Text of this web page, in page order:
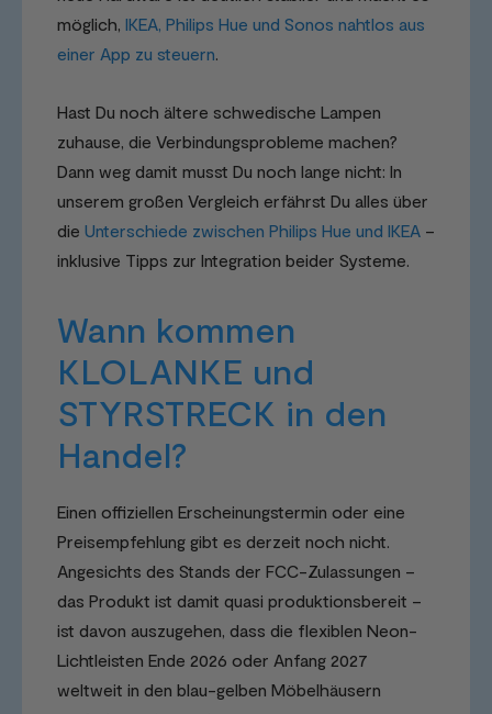
möglich, IKEA, Philips Hue und Sonos nahtlos aus
einer App zu steuern.
Hast Du noch ältere schwedische Lampen
zuhause, die Verbindungsprobleme machen?
Dann weg damit musst Du noch lange nicht: In
unserem großen Vergleich erfährst Du alles über
die Unterschiede zwischen Philips Hue und IKEA –
inklusive Tipps zur Integration beider Systeme.
Wann kommen
KLOLANKE und
STYRSTRECK in den
Handel?
Einen offiziellen Erscheinungstermin oder eine
Preisempfehlung gibt es derzeit noch nicht.
Angesichts des Stands der FCC-Zulassungen –
das Produkt ist damit quasi produktionsbereit –
ist davon auszugehen, dass die flexiblen Neon-
Lichtleisten Ende 2026 oder Anfang 2027
weltweit in den blau-gelben Möbelhäusern